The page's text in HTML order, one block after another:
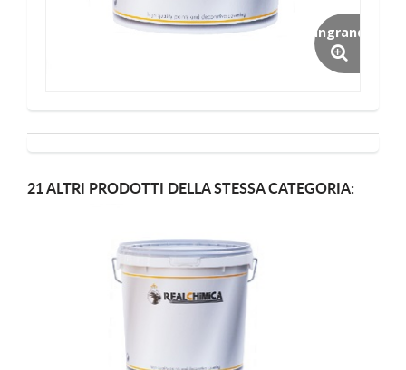
Ingrandisci
21 ALTRI PRODOTTI DELLA STESSA CATEGORIA: